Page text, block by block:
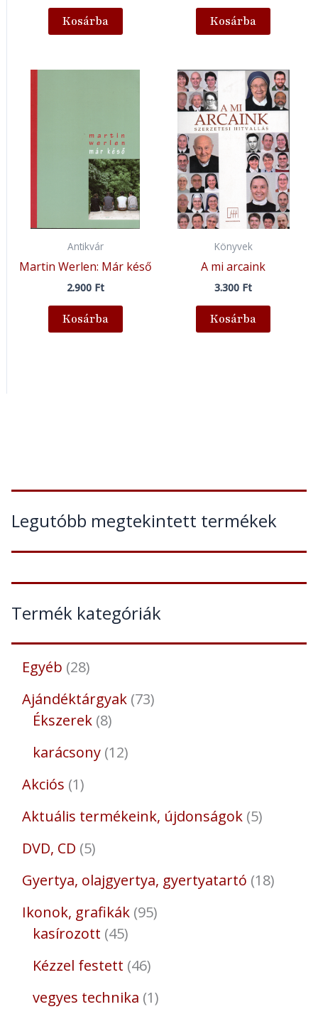
Legutóbb megtekintett termékek
Termék kategóriák
Egyéb 28
Ajándéktárgyak 73
Ékszerek 8
karácsony 12
Akciós 1
Aktuális termékeink, újdonságok 5
DVD, CD 5
Gyertya, olajgyertya, gyertyatartó 18
Ikonok, grafikák 95
kasírozott 45
Kézzel festett 46
vegyes technika 1
Kosárba Kosárba
Antikvár
Martin Werlen: Már késő
2.900 Ft
Kosárba
Könyvek
A mi arcaink
3.300 Ft
Kosárba